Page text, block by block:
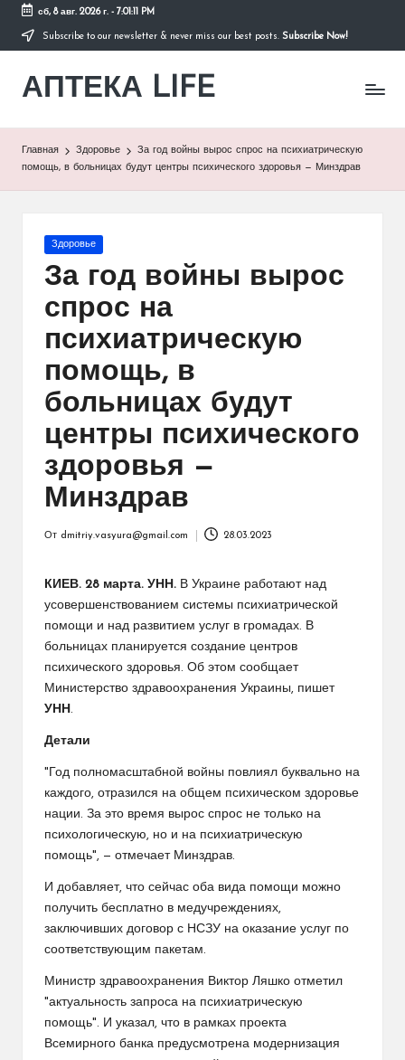
Перейти
содержимому
сб, 8 авг. 2026 г.- 7:01:12 PM
Subscribe to our newsletter & never miss our best posts. Subscribe Now!
АПТЕКА LIFE
сайт
Главная Здоровье
За год войны вырос спрос на психиатрическую
помощь, в больницах будут центры психического здоровья — Минздрав
Опубликовано
Здоровье
За год войны вырос
спрос на
психиатрическую
помощь, в
больницах будут
центры психического
здоровья —
Минздрав
От dmitriy.vasyura@gmail.com 28.03.2023
КИЕВ. 28 марта. УНН. В Украине работают над
усовершенствованием системы психиатрической
помощи и над развитием услуг в громадах. В
больницах планируется создание центров
психического здоровья. Об этом сообщает
Министерство здравоохранения Украины, пишет
УНН
Детали
"Год полномасштабной войны повлиял буквально на
каждого, отразился на общем психическом здоровье
нации. За это время вырос спрос не только на
психологическую, но и на психиатрическую
помощь", — отмечает Минздрав.
И добавляет, что сейчас оба вида помощи можно
получить бесплатно в медучреждениях,
заключивших договор с НСЗУ на оказание услуг по
соответствующим пакетам.
Министр здравоохранения Виктор Ляшко отметил
"актуальность запроса на психиатрическую
помощь". И указал, что в рамках проекта
Всемирного банка предусмотрена модернизация